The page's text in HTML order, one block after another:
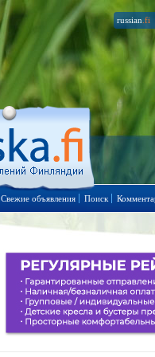
russian .fi
Свежие объявления Поиск